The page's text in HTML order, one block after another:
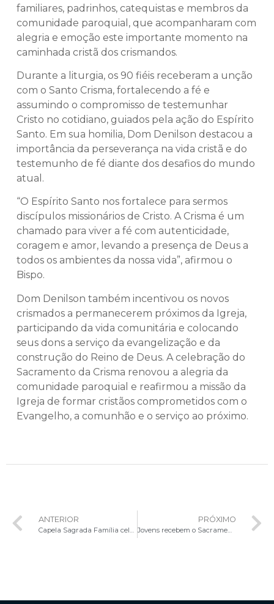
familiares, padrinhos, catequistas e membros da
comunidade paroquial, que acompanharam com
alegria e emoção este importante momento na
caminhada cristã dos crismandos.
Durante a liturgia, os 90 fiéis receberam a unção
com o Santo Crisma, fortalecendo a fé e
assumindo o compromisso de testemunhar
Cristo no cotidiano, guiados pela ação do Espírito
Santo. Em sua homilia, Dom Denilson destacou a
importância da perseverança na vida cristã e do
testemunho de fé diante dos desafios do mundo
atual.
“O Espírito Santo nos fortalece para sermos
discípulos missionários de Cristo. A Crisma é um
chamado para viver a fé com autenticidade,
coragem e amor, levando a presença de Deus a
todos os ambientes da nossa vida”, afirmou o
Bispo.
Dom Denilson também incentivou os novos
crismados a permanecerem próximos da Igreja,
participando da vida comunitária e colocando
seus dons a serviço da evangelização e da
construção do Reino de Deus. A celebração do
Sacramento da Crisma renovou a alegria da
comunidade paroquial e reafirmou a missão da
Igreja de formar cristãos comprometidos com o
Evangelho, a comunhão e o serviço ao próximo.
ANTERIOR
Capela Sagrada Família celebra Sacramento da Crisma em Ponte Alta
PRÓXIMO
Jovens recebem o Sacramento da Crisma na Paróquia São Sebastião